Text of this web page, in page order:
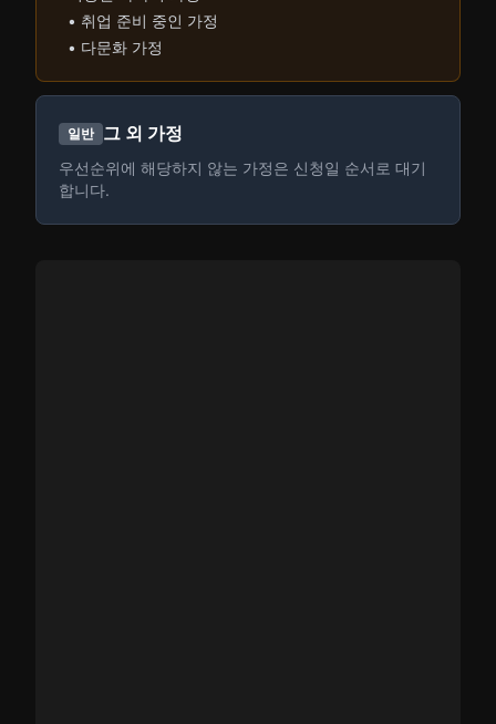
• 취업 준비 중인 가정
• 다문화 가정
일반 그 외 가정
우선순위에 해당하지 않는 가정은 신청일 순서로 대기
합니다.